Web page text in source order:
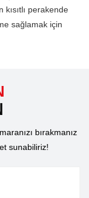
kısıtlı perakende
sağlamak için
bırakmanız
sunabiliriz!